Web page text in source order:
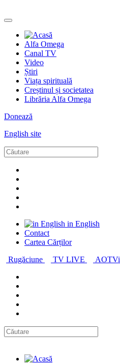
Alfa Omega
Canal TV
Video
Știri
Viața spirituală
Creștinul și societatea
Librăria Alfa Omega
Donează
English site
in English
Contact
Cartea Cărților
Rugăciune
TV LIVE AOTVi